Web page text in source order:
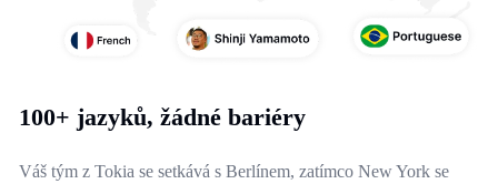
100+ jazyků, žádné bariéry
Váš tým z Tokia se setkává s Berlínem, zatímco New York se